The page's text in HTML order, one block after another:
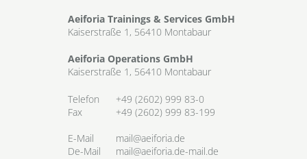
Aeiforia Trainings & Services GmbH
Kaiserstraße 1, 56410 Montabaur
Aeiforia Operations GmbH
Kaiserstraße 1, 56410 Montabaur
Telefon
+49 (2602) 999 83-0
Fax
+49 (2602) 999 83-199
E-Mail
mail@aeiforia.de
De-Mail
mail@aeiforia.de-mail.de